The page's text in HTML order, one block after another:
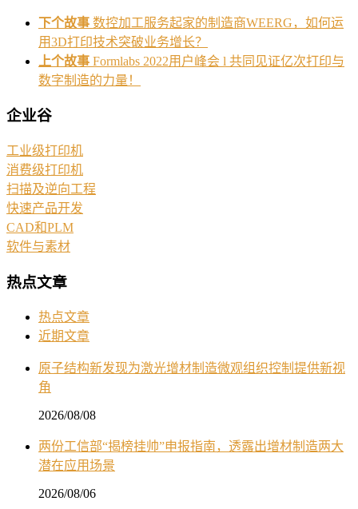
下个故事 数控加工服务起家的制造商WEERG，如何运
用3D打印技术突破业务增长？
上个故事 Formlabs 2022用户峰会 l 共同见证亿次打印与
数字制造的力量！
企业谷
工业级打印机
消费级打印机
扫描及逆向工程
快速产品开发
CAD和PLM
软件与素材
热点文章
热点文章
近期文章
原子结构新发现为激光增材制造微观组织控制提供新视
角
2026/08/08
两份工信部“揭榜挂帅”申报指南，透露出增材制造两大
潜在应用场景
2026/08/06